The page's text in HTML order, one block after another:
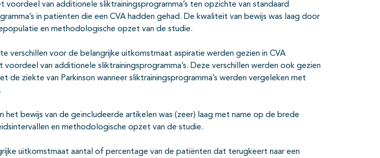
voordeel van additionele sliktrainingsprogramma’s ten opzichte van standaard
in patiënten die een CVA hadden gehad. De kwaliteit van bewijs was laag door
en methodologische opzet van de studie.
verschillen voor de belangrijke uitkomstmaat aspiratie werden gezien in CVA
voordeel van additionele sliktrainingsprogramma’s. Deze verschillen werden ook gezien
de ziekte van Parkinson wanneer sliktrainingsprogramma’s werden vergeleken met
het bewijs van de geïncludeerde artikelen was (zeer) laag met name op de brede
en methodologische opzet van de studie.
uitkomstmaat aantal of percentage van de patiënten dat terugkeert naar een